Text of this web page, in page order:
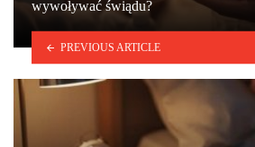
wywoływać świądu?
PREVIOUS ARTICLE